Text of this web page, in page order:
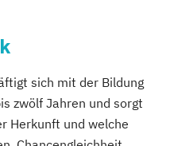
U.K./USA
Tourism
Ernährungsberater
Sportler
innen
und
sich mit der Bildung
zwölf Jahren und sorgt
Herkunft und welche